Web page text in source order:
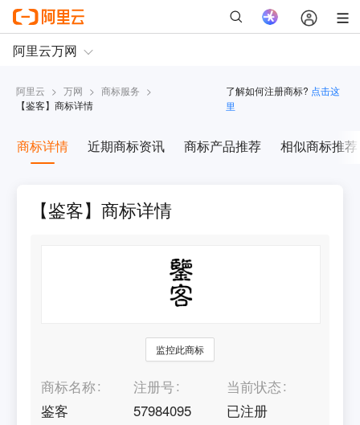
阿里云 > 万网 > 商标服务 >
【鉴客】商标详情
了解如何注册商标? 点击这
里
商标详情 近期商标资讯 商标产品推荐 相似商标推荐
【鉴客】商标详情
监控此商标
商标名称
鉴客
注册号
57984095
当前状态
已注册